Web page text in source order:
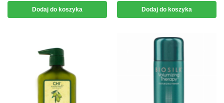
Dodaj do koszyka Dodaj do koszyka